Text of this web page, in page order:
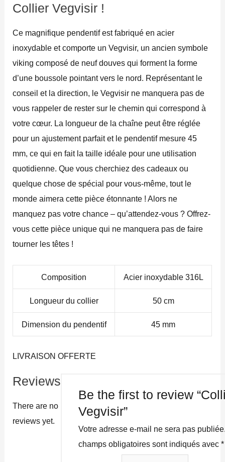
Collier Vegvisir !
Ce magnifique pendentif est fabriqué en acier
inoxydable et comporte un Vegvisir, un ancien symbole
viking composé de neuf douves qui forment la forme
d’une boussole pointant vers le nord. Représentant le
conseil et la direction, le Vegvisir ne manquera pas de
vous rappeler de rester sur le chemin qui correspond à
votre cœur. La longueur de la chaîne peut être réglée
pour un ajustement parfait et le pendentif mesure 45
mm, ce qui en fait la taille idéale pour une utilisation
quotidienne. Que vous cherchiez des cadeaux ou
quelque chose de spécial pour vous-même, tout le
monde aimera cette pièce étonnante ! Alors ne
manquez pas votre chance – qu’attendez-vous ? Offrez-
vous cette pièce unique qui ne manquera pas de faire
tourner les têtes !
Composition Acier inoxydable 316L
Longueur du collier 50 cm
Dimension du pendentif 45 mm
LIVRAISON OFFERTE
Reviews
There are no
reviews yet.
Be the first to review
Vegvisir”
Votre adresse e-mail ne sera pas
champs obligatoires sont indiqués avec*